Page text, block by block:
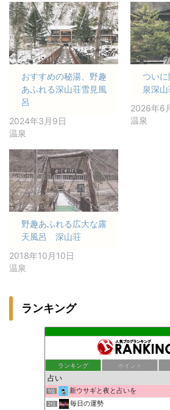
おすすめの秘湯、野趣
あふれる深山荘雪見風
呂
2024年3月9日
温泉
つい
泉深山
2026年6
温泉
野趣あふれる広大な露
天風呂 深山荘
2018年10月10日
温泉
ランキング
ランキング ポイント
1位 新ウサギと夜と占いを
2位 毎日の運勢